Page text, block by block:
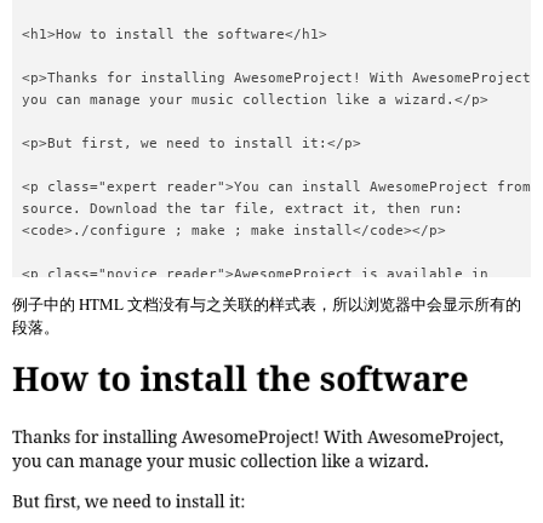
<h1>How to install the software</h1>
<p>Thanks for installing AwesomeProject! With AwesomeProject,
you can manage your music collection like a wizard.</p>
<p>But first, we need to install it:</p>
<p class="expert reader">You can install AwesomeProject from
source. Download the tar file, extract it, then run:
<code>./configure ; make ; make install</code></p>
<p class="novice reader">AwesomeProject is available in
most Linux distributions. Check your graphical package
</body>
例子中的 HTML 文档没有与之关联的样式表，所以浏览器中会显示所有的
段落。